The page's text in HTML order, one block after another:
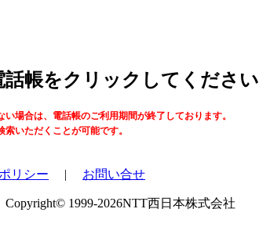
話帳をクリックしてください
場合は、電話帳のご利用期間が終了しております。
いただくことが可能です。
リシー | お問い合せ
1999-2026NTT西日本株式会社